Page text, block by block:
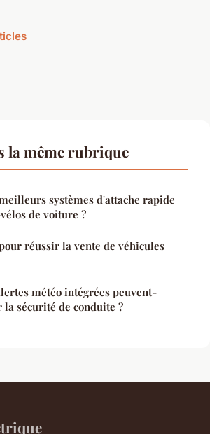
la même rubrique
systèmes d'attache rapide
de voiture ?
réussir la vente de véhicules
météo intégrées peuvent-
sécurité de conduite ?